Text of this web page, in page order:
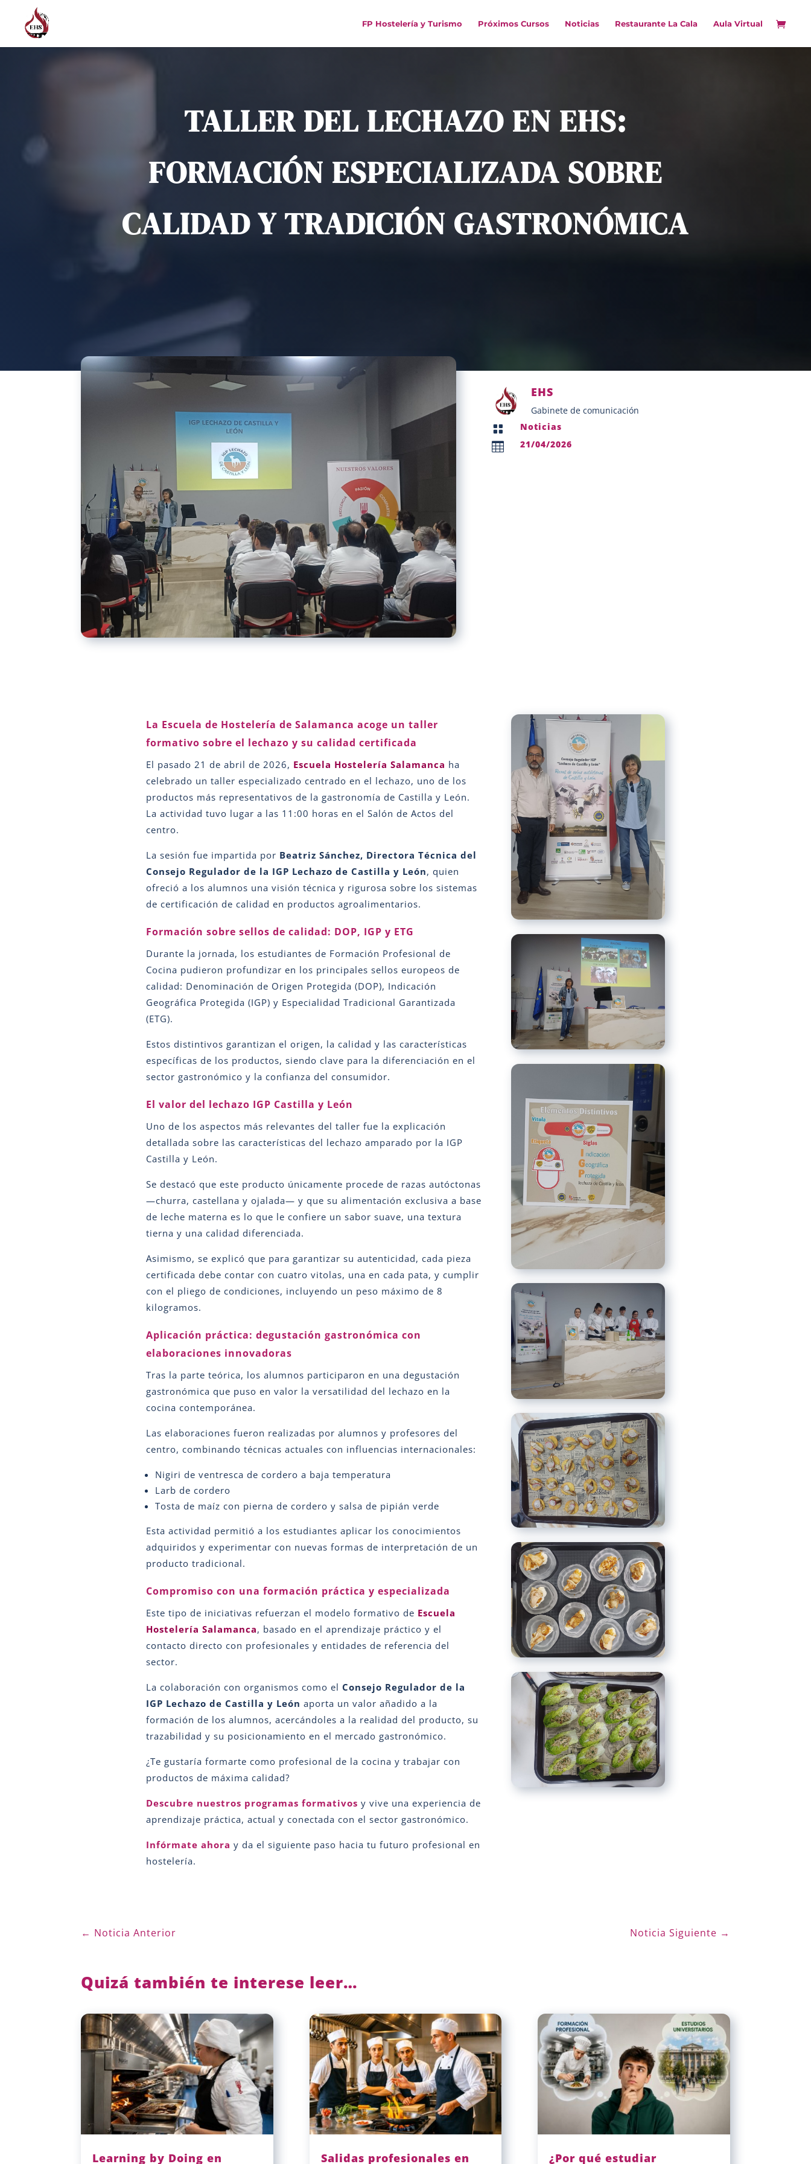
FP Hostelería y Turismo Próximos Cursos Noticias Restaurante La Cala Aula Virtual
TALLER DEL LECHAZO EN EHS:
FORMACIÓN ESPECIALIZADA SOBRE
CALIDAD Y TRADICIÓN GASTRONÓMICA
EHS
Gabinete de comunicación
 Noticias
 21/04/2026
La Escuela de Hostelería de Salamanca acoge un taller
formativo sobre el lechazo y su calidad certificada
El pasado 21 de abril de 2026, Escuela Hostelería Salamanca ha
celebrado un taller especializado centrado en el lechazo, uno de los
productos más representativos de la gastronomía de Castilla y León.
La actividad tuvo lugar a las 11:00 horas en el Salón de Actos del
centro.
La sesión fue impartida por Beatriz Sánchez, Directora Técnica del
Consejo Regulador de la IGP Lechazo de Castilla y León, quien
ofreció a los alumnos una visión técnica y rigurosa sobre los sistemas
de certificación de calidad en productos agroalimentarios.
Formación sobre sellos de calidad: DOP, IGP y ETG
Durante la jornada, los estudiantes de Formación Profesional de
Cocina pudieron profundizar en los principales sellos europeos de
calidad: Denominación de Origen Protegida (DOP), Indicación
Geográfica Protegida (IGP) y Especialidad Tradicional Garantizada
(ETG).
Estos distintivos garantizan el origen, la calidad y las características
específicas de los productos, siendo clave para la diferenciación en el
sector gastronómico y la confianza del consumidor.
El valor del lechazo IGP Castilla y León
Uno de los aspectos más relevantes del taller fue la explicación
detallada sobre las características del lechazo amparado por la IGP
Castilla y León.
Se destacó que este producto únicamente procede de razas autóctonas
—churra, castellana y ojalada— y que su alimentación exclusiva a base
de leche materna es lo que le confiere un sabor suave, una textura
tierna y una calidad diferenciada.
Asimismo, se explicó que para garantizar su autenticidad, cada pieza
certificada debe contar con cuatro vitolas, una en cada pata, y cumplir
con el pliego de condiciones, incluyendo un peso máximo de 8
kilogramos.
Aplicación práctica: degustación gastronómica con
elaboraciones innovadoras
Tras la parte teórica, los alumnos participaron en una degustación
gastronómica que puso en valor la versatilidad del lechazo en la
cocina contemporánea.
Las elaboraciones fueron realizadas por alumnos y profesores del
centro, combinando técnicas actuales con influencias internacionales:
Nigiri de ventresca de cordero a baja temperatura
Larb de cordero
Tosta de maíz con pierna de cordero y salsa de pipián verde
Esta actividad permitió a los estudiantes aplicar los conocimientos
adquiridos y experimentar con nuevas formas de interpretación de un
producto tradicional.
Compromiso con una formación práctica y especializada
Este tipo de iniciativas refuerzan el modelo formativo de Escuela
Hostelería Salamanca, basado en el aprendizaje práctico y el
contacto directo con profesionales y entidades de referencia del
sector.
La colaboración con organismos como el Consejo Regulador de la
IGP Lechazo de Castilla y León aporta un valor añadido a la
formación de los alumnos, acercándoles a la realidad del producto, su
trazabilidad y su posicionamiento en el mercado gastronómico.
¿Te gustaría formarte como profesional de la cocina y trabajar con
productos de máxima calidad?
Descubre nuestros programas formativos y vive una experiencia de
aprendizaje práctica, actual y conectada con el sector gastronómico.
Infórmate ahora y da el siguiente paso hacia tu futuro profesional en
hostelería.
← Noticia Anterior Noticia Siguiente →
Quizá también te interese leer…
Learning by Doing en Salidas profesionales en ¿Por qué estudiar